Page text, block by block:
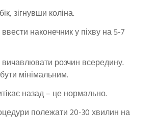
зігнувши коліна.
наконечник у піхву на 5-7
розчин всередину.
мінімальним.
назад – це нормально.
полежати 20-30 хвилин на